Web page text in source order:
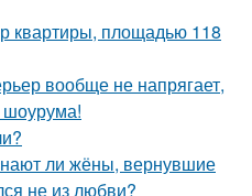
квартиры, площадью 118
вообще не напрягает,
ли жёны, вернувшие
не из любви?